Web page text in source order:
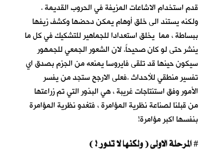
قدم استخدام الاشاعات المزيفة في الحروب القديمة .
ولكنه يستند الى خلق أوهام يمكن دحضها وكشف زيفها
ببساطة ، مما يخلق استعدادا للجماهير للتشكيك في كل ما
ينشر حتى لو كان صحيحاً. لان الشعور الجمعي للجمهور
سيكون حينها قد تلقى فايروسا يمنعه من الجزم بصدق اي
تفسير منطقي للأحداث .فعلى الارجح ستجد من يفسر
الأمور وفق استنتاجات غريبة ، هي البذور التي تم زراعتها
من قبلنا لصناعة نظرية المؤامرة ، فتغدو نظرية المؤامرة
بنفسها اكبر مؤامرة!
#